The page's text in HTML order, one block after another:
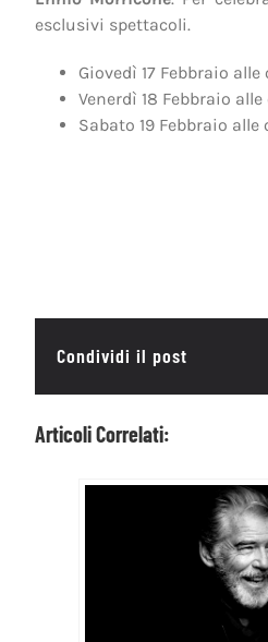
esclusivi spettacoli.
Giovedì 17 Febbraio alle
Venerdì 18 Febbraio alle
Sabato 19 Febbraio alle
Condividi il post
Articoli Correlati: